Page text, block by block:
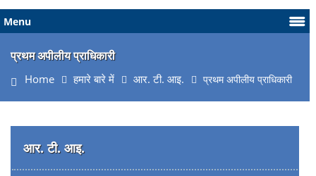
Menu
प्रथम अपीलीय प्राधिकारी
Home हमारे बारे में आर. टी. आइ. प्रथम अपीलीय प्राधिकारी
आर. टी. आइ.